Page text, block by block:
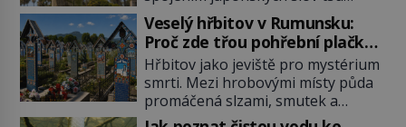
zelenina, bez které si českou
zahradu ani nedokážeme
představit. Její příběh je […]
(přístav) a nami (vlna). Jedná se o
dlouhou vlnu, která je na volném
moři takřka nepostřehnutelná.
Ačkoli je vlnová délka tsunami i 300
kilometrů, výška vlny na volném
moři je maximálně 1,5 metru.
Máme se podobné obří vlny obávat
Veselý hřbitov v Rumunsku:
Proč zde třou pohřební plačky
bídu s nouzí?
Hřbitov jako jeviště pro mystérium
smrti. Mezi hrobovými místy půda
promáčená slzami, smutek a
vědomí konečnosti lidské existence.